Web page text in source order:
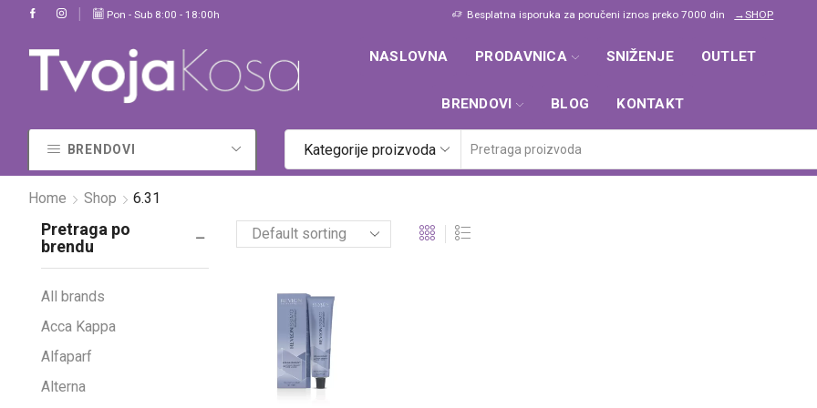
Pon - Sub 8:00 - 18:00h
Za dodatne informacije pozovite +381 62 355 495 Besplatna isporuka za poručeni iznos preko 7000 din →SHOP
NASLOVNA PRODAVNICA SNIŽENJE OUTLET
BRENDOVI BLOG KONTAKT
BRENDOVI Kategorije proizvoda
Home Shop 6.31
Pretraga po
brendu
All brands
Acca Kappa
Alfaparf
Alterna